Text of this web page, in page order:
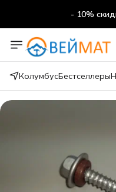
- 10%
- 10%
КолумбусБестселлеры